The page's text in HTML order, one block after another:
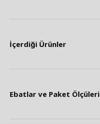
İçerdiği Ürünler
Ebatlar ve Paket Ölçüleri